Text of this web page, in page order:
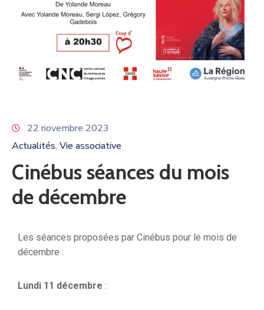
22 novembre 2023
Actualités‚ Vie associative
Cinébus séances du mois
de décembre
Les séances proposées par Cinébus pour le mois de
décembre :
Lundi 11 décembre :